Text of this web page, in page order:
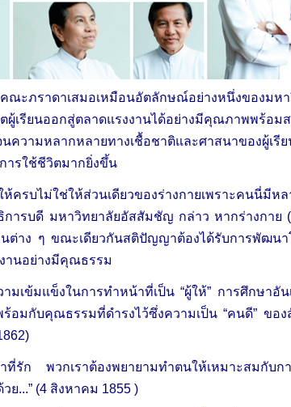
ะภราดาเสมอเหมือนอัตลักษณ์อย่างหนึ่งของมห
ตผู้เรียนออกสู่ตลาดแรงงานได้อย่างมีคุณภาพพร้อม
วามหลากหลายทางเชื้อชาติและศาสนาของผู้เรี
ารใช้ชีวิตมากยิ่งขึ้น
ครบไม่ใช่ให้ส่วนเดียวของร่างกายเพราะคนนี่มีหล
ารบดี มหาวิทยาลัยอัสสัมชัญ กล่าว หากร่างกาย
นต่าง ๆ ขณะเดียวกันสติปัญญาต้องได้รับการพัฒน
านอย่างมีคุณธรรม
เข้มแข็งในการทำหน้าที่เป็น “ผู้ให้” การศึกษาอั
อมกับคุณธรรมที่ดำรงไว้ซึ่งความเป็น “คนดี” ขอ
ที่รัก พวกเราต้องพยายามทำตนให้เหมาะสมกับ
...” (4 สิงหาคม 1855 )